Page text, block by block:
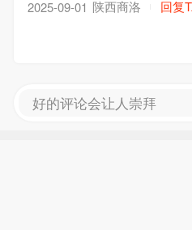
2025-09-01 陕西商洛 回复
好的评论会让人崇拜